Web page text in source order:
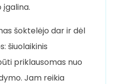
įgalina.
šoktelėjo dar ir dėl
šiuolaikinis
priklausomas nuo
Jam reikia